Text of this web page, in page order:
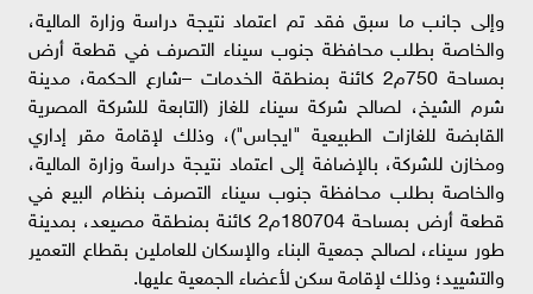
وإلى جانب ما سبق فقد تم اعتماد نتيجة دراسة وزارة المالية،
والخاصة بطلب محافظة جنوب سيناء التصرف في قطعة أرض
بمساحة 750م2 كائنة بمنطقة الخدمات –شارع الحكمة، مدينة
شرم الشيخ، لصالح شركة سيناء للغاز (التابعة للشركة المصرية
القابضة للغازات الطبيعية "ايجاس")، وذلك لإقامة مقر إداري
ومخازن للشركة، بالإضافة إلى اعتماد نتيجة دراسة وزارة المالية،
والخاصة بطلب محافظة جنوب سيناء التصرف بنظام البيع في
قطعة أرض بمساحة 180704م2 كائنة بمنطقة مصيعد، بمدينة
طور سيناء، لصالح جمعية البناء والإسكان للعاملين بقطاع التعمير
والتشييد؛ وذلك لإقامة سكن لأعضاء الجمعية عليها.